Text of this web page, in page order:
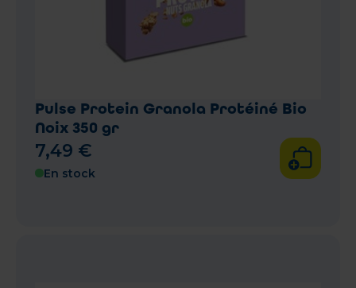
Pulse Protein Granola Protéiné Bio
Noix 350 gr
7,49 €
En stock